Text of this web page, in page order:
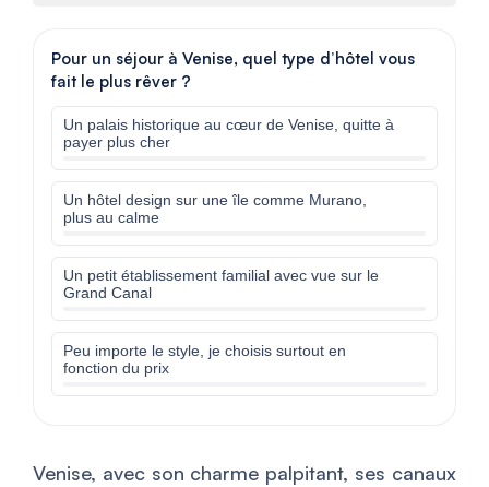
Pour un séjour à Venise, quel type d’hôtel vous
fait le plus rêver ?
Un palais historique au cœur de Venise, quitte à
payer plus cher
Un hôtel design sur une île comme Murano,
plus au calme
Un petit établissement familial avec vue sur le
Grand Canal
Peu importe le style, je choisis surtout en
fonction du prix
Venise, avec son charme palpitant, ses canaux